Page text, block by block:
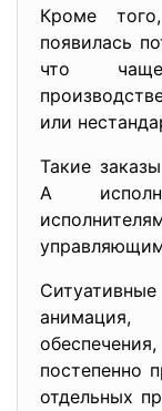
Кроме
появилась
что
или
Такие
А
анимация,
постепенно
отдельных